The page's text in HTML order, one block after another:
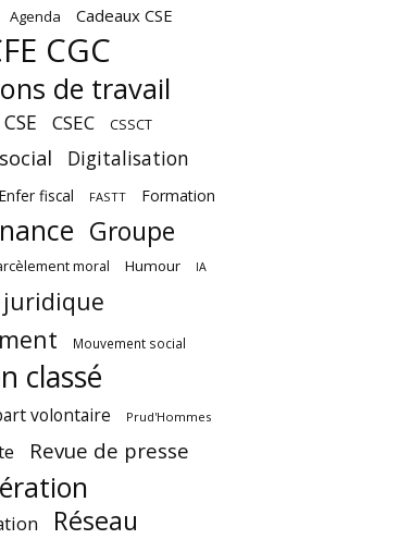
Agenda Cadeaux CSE
CGC
de travail
CSE CSEC CSSCT
Digitalisation
Enfer fiscal FASTT Formation
Groupe
moral Humour IA
juridique
Mouvement social
classé
volontaire Prud'Hommes
Revue de presse
Réseau